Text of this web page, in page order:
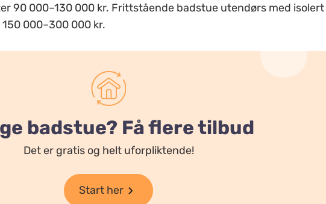
90 000–130 000 kr. Frittstående badstue utendørs med isolert
000–300 000 kr.
badstue? Få flere tilbud
Det er gratis og helt uforpliktende!
Start her